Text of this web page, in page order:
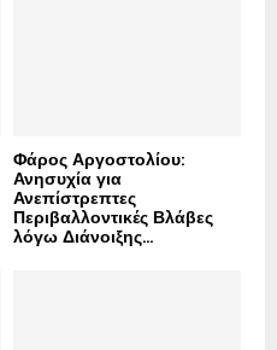
Φάρος Αργοστολίου:
Ανησυχία για
Ανεπίστρεπτες
Περιβαλλοντικές Βλάβες
λόγω Διάνοιξης...